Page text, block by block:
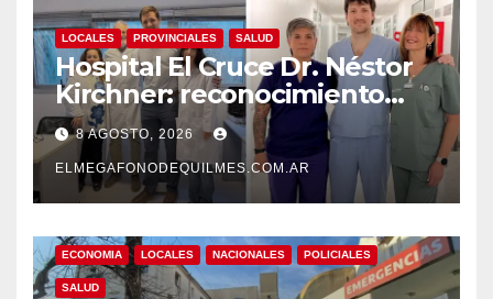
LOCALES PROVINCIALES SALUD
Hospital El Cruce Dr. Néstor
Kirchner: reconocimiento
internacional a la calidad de
su atención
8 AGOSTO, 2026
ELMEGAFONODEQUILMES.COM.AR
ECONOMIA LOCALES NACIONALES POLICIALES
SALUD